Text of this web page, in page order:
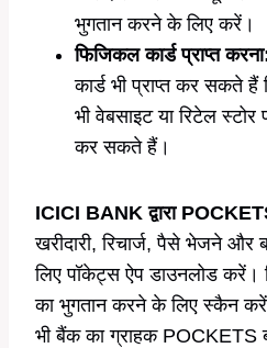
भुगतान करने के लिए करें।
फिजिकल कार्ड प्राप्त
कार्ड भी प्राप्त कर सकते
भी वेबसाइट या रिटेल
कर सकते हैं।
ICICI BANK द्वारा
खरीदारी, रिचार्ज, पैसे भेजने
लिए पॉकेट्स ऐप डाउनलोड करें।
का भुगतान करने के लिए स्कैन
भी बैंक का ग्राहक POCKETS